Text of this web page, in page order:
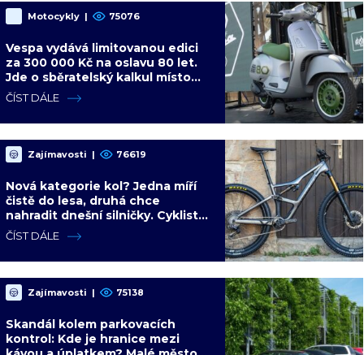
Motocykly | 75076
Vespa vydává limitovanou edici
za 300 000 Kč na oslavu 80 let.
Jde o sběratelský kalkul místo
jízdního upgradu
ČÍST DÁLE
Zajímavosti | 76619
Nová kategorie kol? Jedna míří
čistě do lesa, druhá chce
nahradit dnešní silničky. Cyklisté
mají rozporuplné názory
ČÍST DÁLE
Zajímavosti | 75138
Skandál kolem parkovacích
kontrol: Kde je hranice mezi